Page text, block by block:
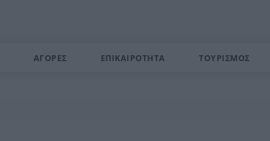
ΑΓΟΡΕΣ ΕΠΙΚΑΙΡΟΤΗΤΑ ΤΟΥΡΙΣΜΟΣ